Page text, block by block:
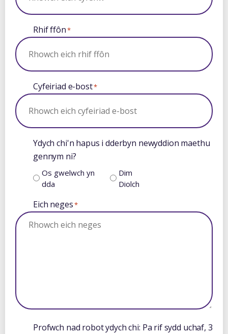
Rhif ffôn*
Cyfeiriad e-bost*
Ydych chi'n hapus i dderbyn newyddion maethu
gennym ni?
Os gwelwch yn
dda
Dim
Diolch
Eich neges*
Profwch nad robot ydych chi: Pa rif sydd uchaf, 3